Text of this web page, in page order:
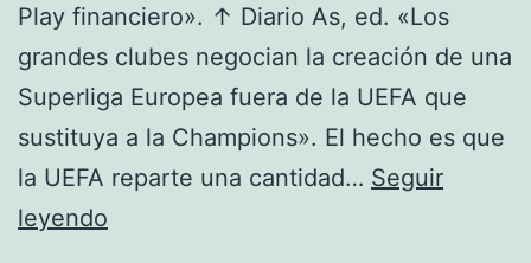
Play financiero». ↑ Diario As, ed. «Los
grandes clubes negocian la creación de una
Superliga Europea fuera de la UEFA que
sustituya a la Champions». El hecho es que
la UEFA reparte una cantidad… Seguir
leyendo